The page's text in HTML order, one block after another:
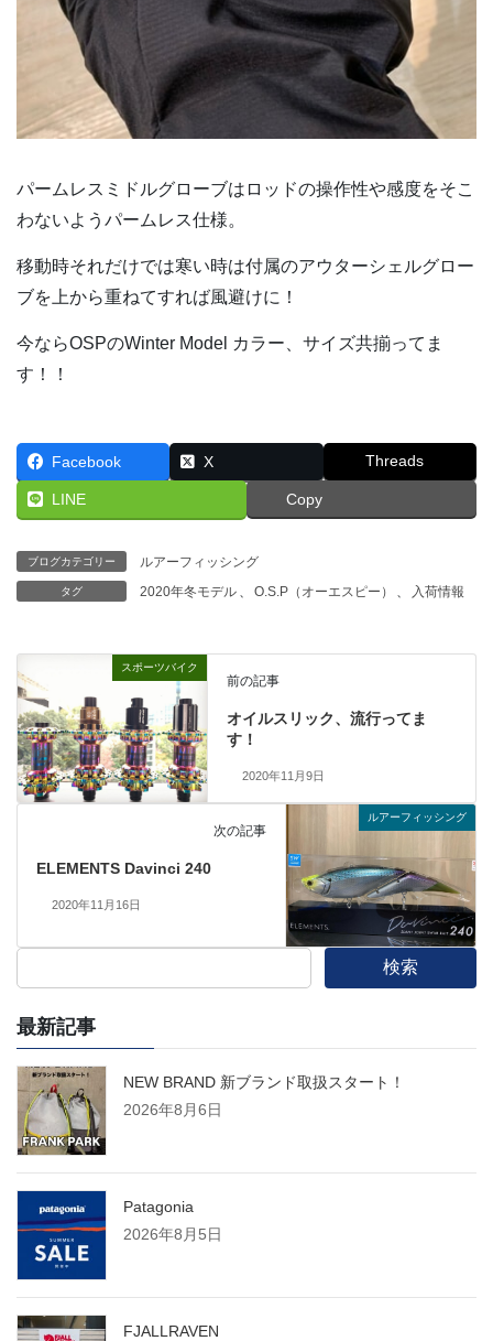
パームレスミドルグローブはロッドの操作性や感度をそこ
わないようパームレス仕様。
移動時それだけでは寒い時は付属のアウターシェルグロー
ブを上から重ねてすれば風避けに！
今ならOSPのWinter Model カラー、サイズ共揃ってま
す！！
Facebook X Threads
LINE Copy
ブログカテゴリー ルアーフィッシング
タグ 2020年冬モデル O.S.P（オーエスピー） 入荷情報
スポーツバイク
前の記事
オイルスリック、流行ってま
す！
2020年11月9日
ルアーフィッシング
次の記事
ELEMENTS Davinci 240
2020年11月16日
検索
最新記事
NEW BRAND 新ブランド取扱スタート！
2026年8月6日
Patagonia
2026年8月5日
FJALLRAVEN